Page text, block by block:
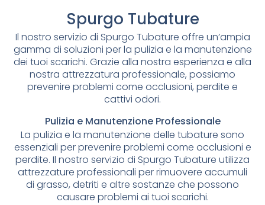
Spurgo Tubature
Il nostro servizio di Spurgo Tubature offre un’ampia
gamma di soluzioni per la pulizia e la manutenzione
dei tuoi scarichi. Grazie alla nostra esperienza e alla
nostra attrezzatura professionale, possiamo
prevenire problemi come occlusioni, perdite e
cattivi odori.
Pulizia e Manutenzione Professionale
La pulizia e la manutenzione delle tubature sono
essenziali per prevenire problemi come occlusioni e
perdite. Il nostro servizio di Spurgo Tubature utilizza
attrezzature professionali per rimuovere accumuli
di grasso, detriti e altre sostanze che possono
causare problemi ai tuoi scarichi.